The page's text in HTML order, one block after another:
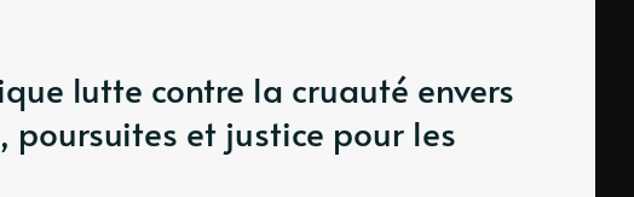
lutte contre la cruauté envers
poursuites et justice pour les